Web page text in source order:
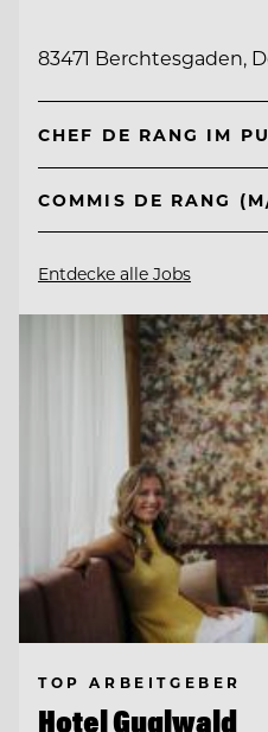
83471 Berchtesgaden,
CHEF DE RANG IM
COMMIS DE RANG
Entdecke alle Jobs
TOP ARBEITGEBER
Hotel Guglwald